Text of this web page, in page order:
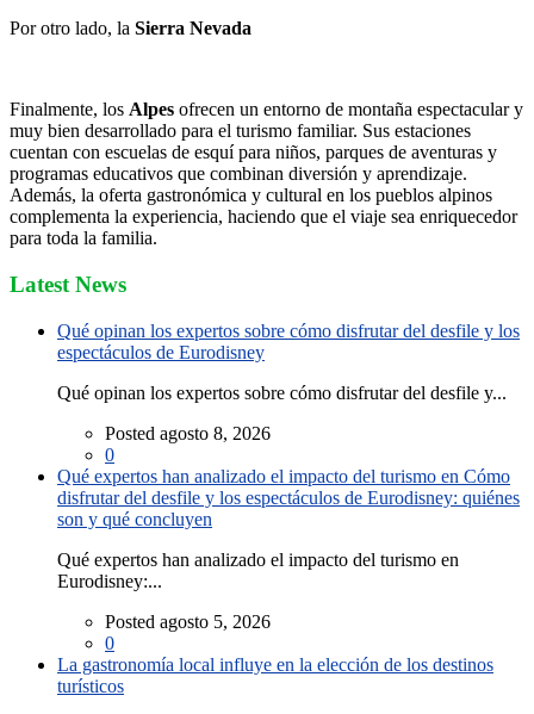
Por otro lado, la Sierra Nevada
Finalmente, los Alpes ofrecen un entorno de montaña espectacular y
muy bien desarrollado para el turismo familiar. Sus estaciones
cuentan con escuelas de esquí para niños, parques de aventuras y
programas educativos que combinan diversión y aprendizaje.
Además, la oferta gastronómica y cultural en los pueblos alpinos
complementa la experiencia, haciendo que el viaje sea enriquecedor
para toda la familia.
Latest News
Qué opinan los expertos sobre cómo disfrutar del desfile y los
espectáculos de Eurodisney
Qué opinan los expertos sobre cómo disfrutar del desfile y...
Posted agosto 8, 2026
0
Qué expertos han analizado el impacto del turismo en Cómo
disfrutar del desfile y los espectáculos de Eurodisney: quiénes
son y qué concluyen
Qué expertos han analizado el impacto del turismo en
Eurodisney:...
Posted agosto 5, 2026
0
La gastronomía local influye en la elección de los destinos
turísticos